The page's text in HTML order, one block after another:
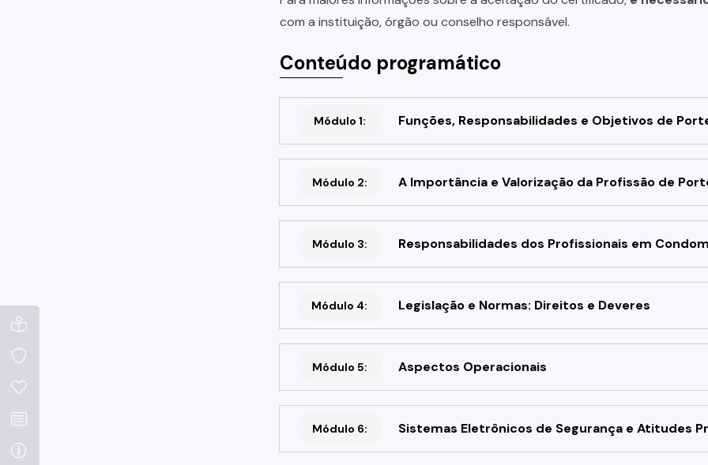
com a instituição, órgão ou conselho responsável.
Conteúdo programático
Módulo 1: Funções, Responsabilidades e Objetivos de
Módulo 2: A Importância e Valorização da Profissão de
Módulo 3: Responsabilidades dos Profissionais em
Módulo 4: Legislação e Normas: Direitos e Deveres
Módulo 5: Aspectos Operacionais
Módulo 6: Sistemas Eletrônicos de Segurança e Atitudes